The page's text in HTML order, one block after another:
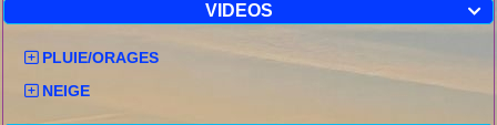

VIDEOS
PLUIE/ORAGES
NEIGE